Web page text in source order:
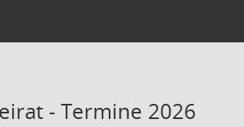
- Termine 2026